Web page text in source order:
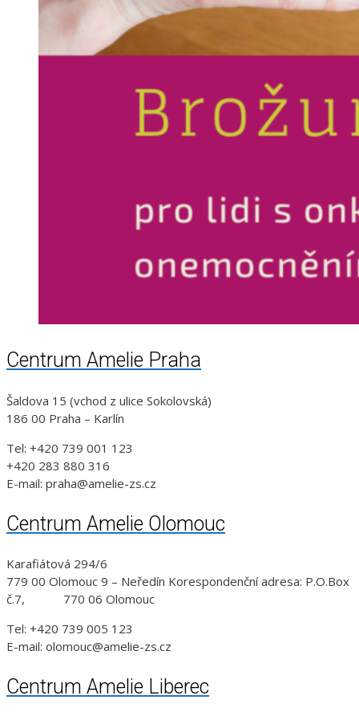
Centrum Amelie Praha
Šaldova 15 (vchod z ulice Sokolovská)
186 00 Praha – Karlín
Tel: +420 739 001 123
+420 283 880 316
E-mail: praha@amelie-zs.cz
Centrum Amelie Olomouc
Karafiátová 294/6
779 00 Olomouc 9 – Neředín Korespondenční adresa: P.O.Box
č.7, 770 06 Olomouc
Tel: +420 739 005 123
E-mail: olomouc@amelie-zs.cz
Centrum Amelie Liberec